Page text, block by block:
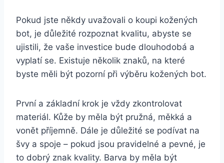
Pokud jste někdy uvažovali o ‍koupi kožených
bot,⁢ je důležité rozpoznat kvalitu, abyste se
ujistili, že vaše investice bude ‌dlouhodobá a
vyplatí se. Existuje několik znaků,⁤ na které
byste měli být pozorní při výběru⁣ kožených bot.
První a základní krok je vždy zkontrolovat
materiál. ‌Kůže ​by měla být pružná, měkká ‍a
vonět příjemně. Dále je ⁢důležité se⁣ podívat na
švy a spoje – pokud jsou pravidelné a⁣ pevné,⁤ je⁤
to dobrý znak kvality. Barva by měla být